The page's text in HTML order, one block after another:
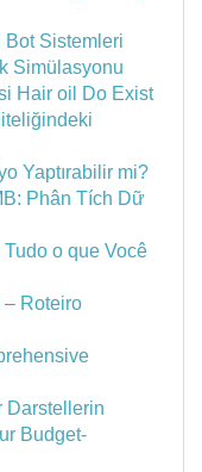
Bot Sistemleri
Simülasyonu
Hair oil Do Exist
Yaptırabilir mi?
Phân Tích Dữ
o que Você
– Roteiro
Darstellerin
Budget-